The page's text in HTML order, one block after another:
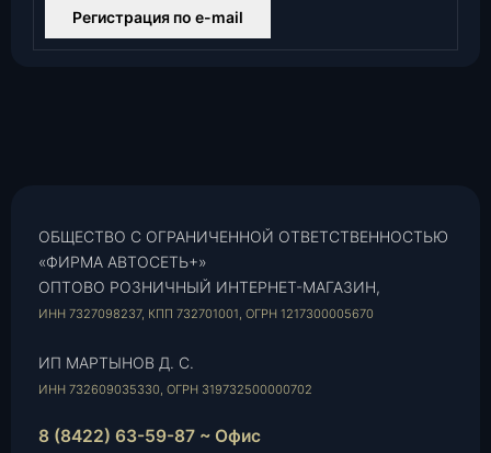
Регистрация по e-mail
ОБЩЕСТВО С ОГРАНИЧЕННОЙ ОТВЕТСТВЕННОСТЬЮ
«ФИРМА АВТОСЕТЬ+»
ОПТОВО РОЗНИЧНЫЙ ИНТЕРНЕТ-МАГАЗИН,
ИНН 7327098237, КПП 732701001, ОГРН 1217300005670
ИП МАРТЫНОВ Д. С.
ИНН 732609035330, ОГРН 319732500000702
8 (8422) 63-59-87 ~ Офис